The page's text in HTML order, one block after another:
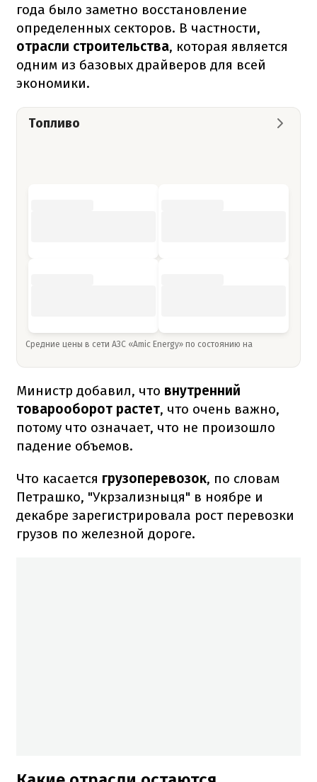
года было заметно восстановление
определенных секторов. В частности,
отрасли строительства, которая является
одним из базовых драйверов для всей
экономики.
Топливо
Средние цены в сети АЗС «Amic Energy» по состоянию на
Министр добавил, что внутренний
товарооборот растет, что очень важно,
потому что означает, что не произошло
падение объемов.
Что касается грузоперевозок, по словам
Петрашко, "Укрзализныця" в ноябре и
декабре зарегистрировала рост перевозки
грузов по железной дороге.